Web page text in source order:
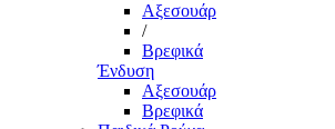
Αξεσουάρ
/
Βρεφικά
Ένδυση
Αξεσουάρ
Βρεφικά